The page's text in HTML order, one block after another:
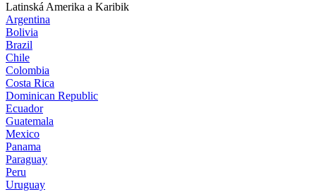
Latinská Amerika a Karibik
Argentina
Bolivia
Brazil
Chile
Colombia
Costa Rica
Dominican Republic
Ecuador
Guatemala
Mexico
Panama
Paraguay
Peru
Uruguay